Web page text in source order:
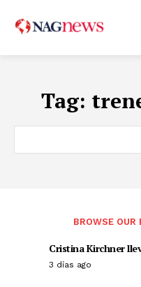
Tag:
BROWSE OUR
Cristina Kirchner
3 días ago